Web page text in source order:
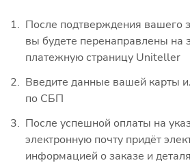
После подтверждения вашего
вы будете перенаправлены
платежную страницу Uniteller
Введите данные вашей карты
по СБП
После успешной оплаты на
электронную почту придёт
информацией о заказе и